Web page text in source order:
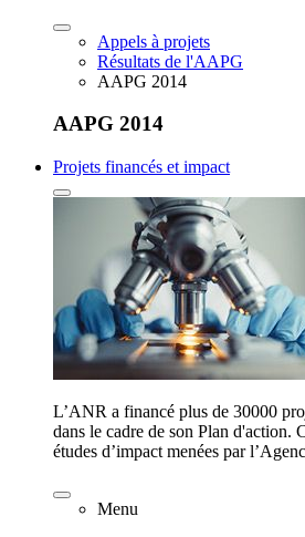
Appels à projets
Résultats de l'AAPG
AAPG 2014
AAPG 2014
Projets financés et impact
L’ANR a financé plus de 30000
dans le cadre de son Plan d'action.
études d’impact menées par
Menu